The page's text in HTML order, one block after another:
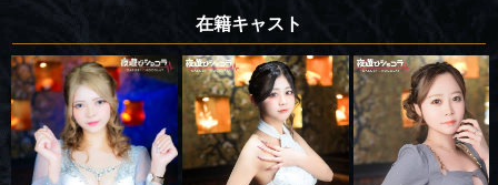
在籍キャスト